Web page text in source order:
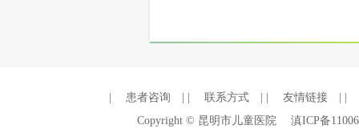
患者咨询 联系方式 友情链接
Copyright © 昆明市儿童医院 滇ICP备